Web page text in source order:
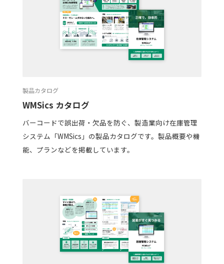
製品カタログ
WMSics カタログ
バーコードで誤出荷・欠品を防ぐ、製造業向け在庫管理
システム「WMSics」の製品カタログです。製品概要や機
能、プランなどを掲載しています。